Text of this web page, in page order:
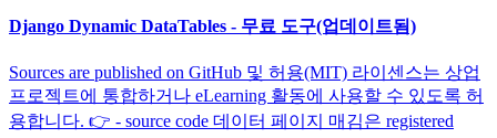
Django Dynamic DataTables - 무료 도구(업데이트됨)
Sources are published on GitHub 및 허용(MIT) 라이센스는 상업
프로젝트에 통합하거나 eLearning 활동에 사용할 수 있도록 허
용합니다. 👉 - source code 데이터 페이지 매김은 registered